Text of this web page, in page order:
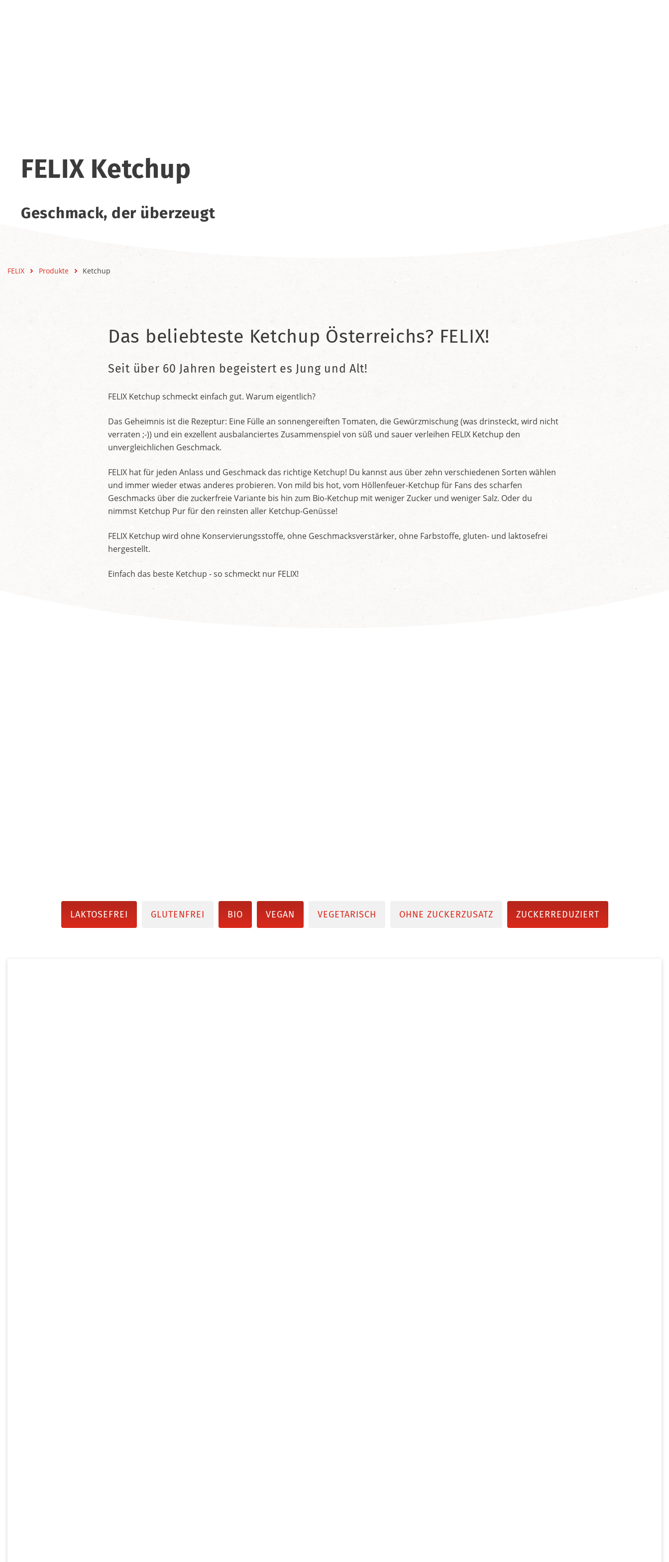
FELIX Ketchup
Geschmack, der überzeugt
FELIX Produkte Ketchup
Das beliebteste Ketchup Österreichs? FELIX!
Seit über 60 Jahren begeistert es Jung und Alt!
FELIX Ketchup schmeckt einfach gut. Warum eigentlich?
Das Geheimnis ist die Rezeptur: Eine Fülle an sonnengereiften Tomaten, die Gewürzmischung (was drinsteckt, wird nicht
verraten ;-)) und ein exzellent ausbalanciertes Zusammenspiel von süß und sauer verleihen FELIX Ketchup den
unvergleichlichen Geschmack.
FELIX hat für jeden Anlass und Geschmack das richtige Ketchup! Du kannst aus über zehn verschiedenen Sorten wählen
und immer wieder etwas anderes probieren. Von mild bis hot, vom Höllenfeuer-Ketchup für Fans des scharfen
Geschmacks über die zuckerfreie Variante bis hin zum Bio-Ketchup mit weniger Zucker und weniger Salz. Oder du
nimmst Ketchup Pur für den reinsten aller Ketchup-Genüsse!
FELIX Ketchup wird ohne Konservierungsstoffe, ohne Geschmacksverstärker, ohne Farbstoffe, gluten- und laktosefrei
hergestellt.
Einfach das beste Ketchup - so schmeckt nur FELIX!
LAKTOSEFREI GLUTENFREI BIO VEGAN VEGETARISCH OHNE ZUCKERZUSATZ ZUCKERREDUZIERT